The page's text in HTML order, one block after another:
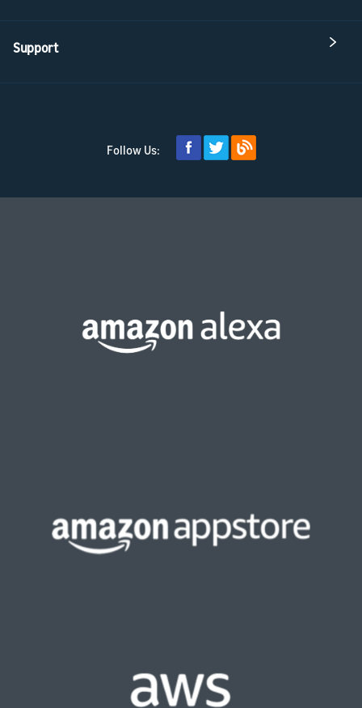
Support
Follow Us: